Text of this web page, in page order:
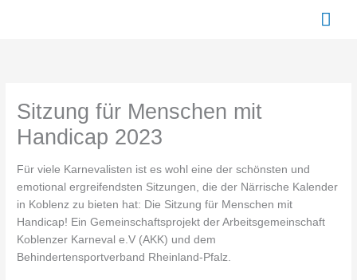
Sitzung für Menschen mit
Handicap 2023
Für viele Karnevalisten ist es wohl eine der schönsten und
emotional ergreifendsten Sitzungen, die der Närrische Kalender
in Koblenz zu bieten hat: Die Sitzung für Menschen mit
Handicap! Ein Gemeinschaftsprojekt der Arbeitsgemeinschaft
Koblenzer Karneval e.V (AKK) und dem
Behindertensportverband Rheinland-Pfalz.